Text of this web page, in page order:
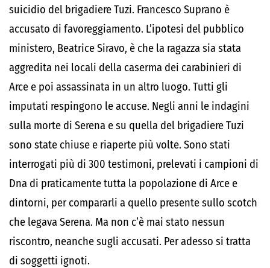
suicidio del brigadiere Tuzi. Francesco Suprano è
accusato di favoreggiamento. L’ipotesi del pubblico
ministero, Beatrice Siravo, è che la ragazza sia stata
aggredita nei locali della caserma dei carabinieri di
Arce e poi assassinata in un altro luogo. Tutti gli
imputati respingono le accuse. Negli anni le indagini
sulla morte di Serena e su quella del brigadiere Tuzi
sono state chiuse e riaperte più volte. Sono stati
interrogati più di 300 testimoni, prelevati i campioni di
Dna di praticamente tutta la popolazione di Arce e
dintorni, per compararli a quello presente sullo scotch
che legava Serena. Ma non c’è mai stato nessun
riscontro, neanche sugli accusati. Per adesso si tratta
di soggetti ignoti.